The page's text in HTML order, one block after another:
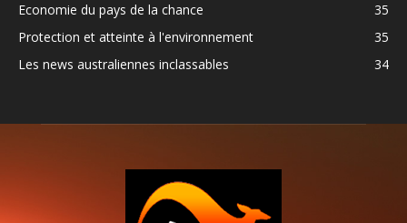
Economie du pays de la chance
35
Protection et atteinte à l'environnement
35
Les news australiennes inclassables
34